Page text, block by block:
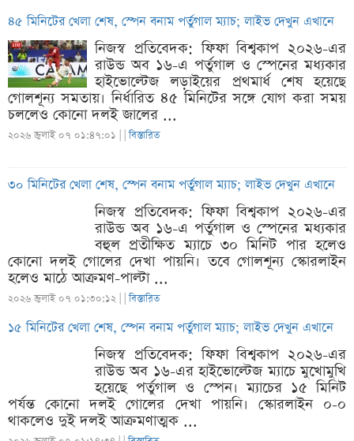
৪৫ মিনিটের খেলা শেষ, স্পেন বনাম পর্তুগাল ম্যাচ; লাইভ দেখুন এখানে
নিজস্ব প্রতিবেদক: ফিফা বিশ্বকাপ ২০২৬-এর
রাউন্ড অব ১৬-এ পর্তুগাল ও স্পেনের মধ্যকার
হাইভোল্টেজ লড়াইয়ের প্রথমার্ধ শেষ হয়েছে
গোলশূন্য সমতায়। নির্ধারিত ৪৫ মিনিটের সঙ্গে যোগ করা সময়
চললেও কোনো দলই জালের ...
২০২৬ জুলাই ০৭ ০১:৪৭:০১ | |বিস্তারিত
৩০ মিনিটের খেলা শেষ, স্পেন বনাম পর্তুগাল ম্যাচ; লাইভ দেখুন এখানে
নিজস্ব প্রতিবেদক: ফিফা বিশ্বকাপ ২০২৬-এর
রাউন্ড অব ১৬-এ পর্তুগাল ও স্পেনের মধ্যকার
বহুল প্রতীক্ষিত ম্যাচে ৩০ মিনিট পার হলেও
কোনো দলই গোলের দেখা পায়নি। তবে গোলশূন্য স্কোরলাইন
হলেও মাঠে আক্রমণ-পাল্টা ...
২০২৬ জুলাই ০৭ ০১:৩০:১২ | |বিস্তারিত
১৫ মিনিটের খেলা শেষ, স্পেন বনাম পর্তুগাল ম্যাচ; লাইভ দেখুন এখানে
নিজস্ব প্রতিবেদক: ফিফা বিশ্বকাপ ২০২৬-এর
রাউন্ড অব ১৬-এর হাইভোল্টেজ ম্যাচে মুখোমুখি
হয়েছে পর্তুগাল ও স্পেন। ম্যাচের ১৫ মিনিট
পর্যন্ত কোনো দলই গোলের দেখা পায়নি। স্কোরলাইন ০-০
থাকলেও দুই দলই আক্রমণাত্মক ...